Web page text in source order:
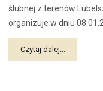
ślubnej z terenów
organizuje w dniu
Czytaj dalej...